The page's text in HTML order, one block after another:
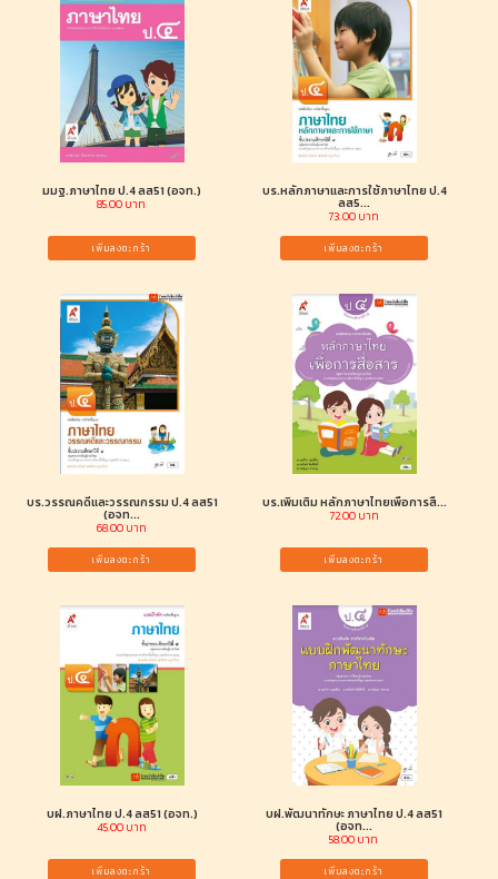
มมฐ.ภาษาไทย ป.4 ลส51 (อจท.)
85.00 บาท
เพิ่มลงตะกร้า
บร.หลักภาษาและการใช้ภาษาไทย ป.4
ลส5...
73.00 บาท
เพิ่มลงตะกร้า
บร.วรรณคดีและวรรณกรรม ป.4 ลส51
(อจท...
68.00 บาท
เพิ่มลงตะกร้า
บร.เพิ่มเติม หลักภาษาไทยเพื่อการสื่...
72.00 บาท
เพิ่มลงตะกร้า
บฝ.ภาษาไทย ป.4 ลส51 (อจท.)
45.00 บาท
เพิ่มลงตะกร้า
บฝ.พัฒนาทักษะ ภาษาไทย ป.4 ลส51
(อจท...
58.00 บาท
เพิ่มลงตะกร้า